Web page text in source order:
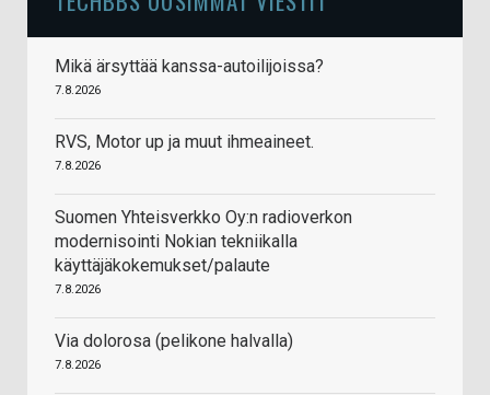
Mikä ärsyttää kanssa-autoilijoissa?
7.8.2026
RVS, Motor up ja muut ihmeaineet.
7.8.2026
Suomen Yhteisverkko Oy:n radioverkon
modernisointi Nokian tekniikalla
käyttäjäkokemukset/palaute
7.8.2026
Via dolorosa (pelikone halvalla)
7.8.2026